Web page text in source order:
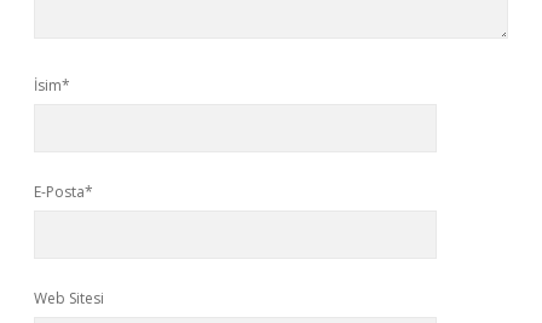
İsim*
E-Posta*
Web Sitesi